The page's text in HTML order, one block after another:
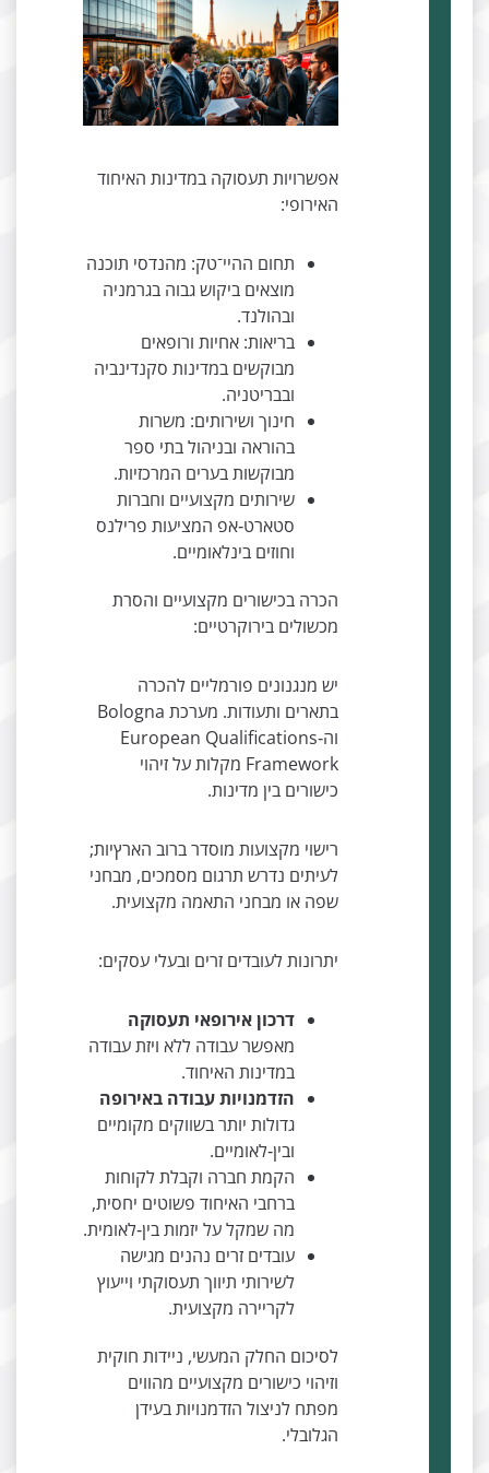
אפשרויות תעסוקה במדינות האיחוד
תחום ההיי־טק: מהנדסי תוכנה
מוצאים ביקוש גבוה בגרמניה
בריאות: אחיות ורופאים
מבוקשים במדינות סקנדינביה
ובבריטניה.
חינוך ושירותים: משרות
בהוראה ובניהול בתי ספר
מבוקשות בערים המרכזיות.
שירותים מקצועיים וחברות
סטארט‑אפ המציעות פרילנס
וחוזים בינלאומיים.
הכרה בכישורים מקצועיים והסרת
מכשולים בירוקרטיים:
יש מנגנונים פורמליים להכרה
בתארים ותעודות. מערכת Bologna
וה‑European Qualifications
Framework מקלות על זיהוי
כישורים בין מדינות.
רישוי מקצועות מוסדר ברוב הארץיות;
לעיתים נדרש תרגום מסמכים, מבחני
שפה או מבחני התאמה מקצועית.
יתרונות לעובדים זרים ובעלי עסקים:
דרכון אירופאי תעסוקה
מאפשר עבודה ללא ויזת עבודה
במדינות האיחוד.
הזדמנויות עבודה באירופה
גדולות יותר בשווקים מקומיים
ובין‑לאומיים.
הקמת חברה וקבלת לקוחות
ברחבי האיחוד פשוטים יחסית,
מה שמקל על יזמות בין‑לאומית.
עובדים זרים נהנים מגישה
לשירותי תיווך תעסוקתי וייעוץ
לקריירה מקצועית.
לסיכום החלק המעשי, ניידות חוקית
וזיהוי כישורים מקצועיים מהווים
מפתח לניצול הזדמנויות בעידן